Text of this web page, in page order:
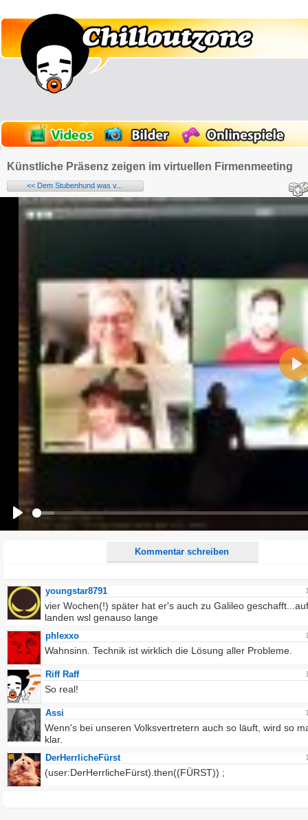
Künstliche Präsenz zeigen im virtuellen Firmenmeeting
<< Dem Stubenhund was v...
Kommentar schreiben
Name:
E-Mail-Adresse (optional):
Kommentar:
Alle HTML-Tags außer <br>, <strike> und <i> werden aus Deinem Kommentar entfernt.
Ich möchte eine E-Mail, wenn auf dieser Seite weitere Kommentare erscheinen.
youngstar8791
vier Wochen(!) später hat er's auch zu Galileo
landen wsl genauso lange
phlexxo
Wahnsinn. Technik ist wirklich die Lösung aller Probleme.
Riff Raff
So real!
Assi
Wenn's bei unseren Volksvertretern auch so läuft, wird so
klar.
DerHerrlicheFürst
(user:DerHerrlicheFürst).then((FÜRST)) ;